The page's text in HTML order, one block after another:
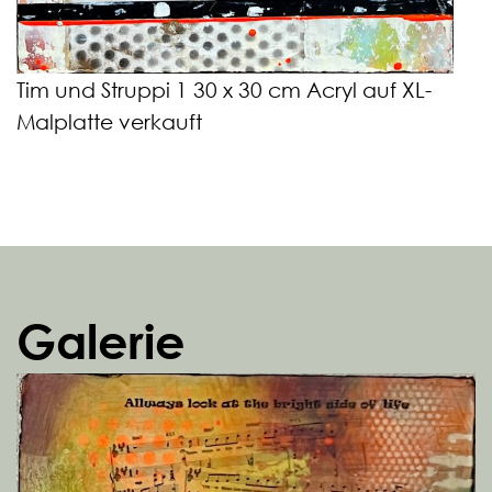
Tim und Struppi 1 30 x 30 cm Acryl auf XL-
Malplatte verkauft
Galerie